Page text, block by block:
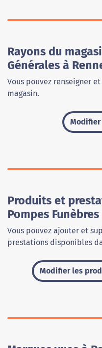
Rayons du
Générales à
Vous pouvez renseigner
magasin.
Modifier
Produits et
Pompes
Vous pouvez ajouter et
prestations disponibles
Modifier les